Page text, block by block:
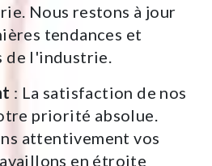
Nous restons à jour
tendances et
de l'industrie.
: La satisfaction de nos
priorité absolue.
attentivement vos
en étroite